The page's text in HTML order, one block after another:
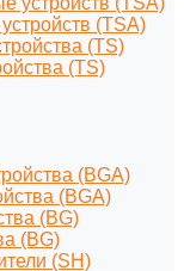
(TSA)
(TS)
(BGA)
(BG)